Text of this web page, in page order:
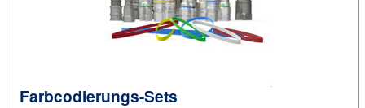
Farbcodierungs-Sets